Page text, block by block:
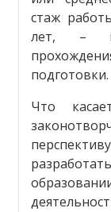
стаж
лет, –
подготовки.
Что